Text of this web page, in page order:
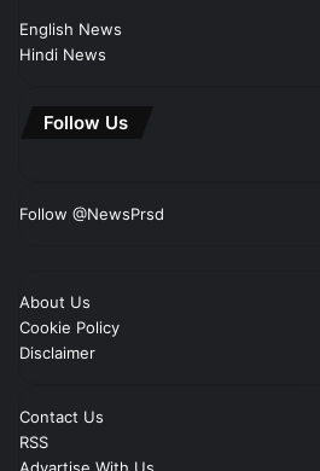
English News
Hindi News
Follow Us
Follow @NewsPrsd
About Us
Cookie Policy
Disclaimer
Contact Us
RSS